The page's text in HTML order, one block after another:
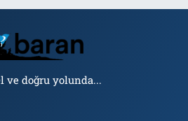
ve doğru yolunda...